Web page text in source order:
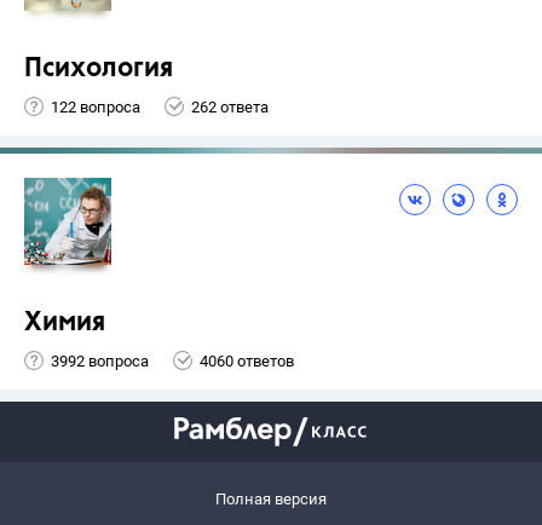
Психология
122 вопроса 262 ответа
Химия
3992 вопроса 4060 ответов
Полная версия